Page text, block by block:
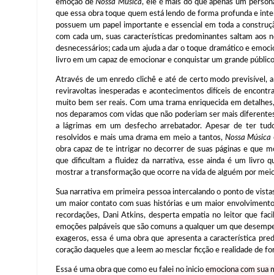
que essa obra toque quem está lendo de forma profunda e
possuem um papel importante e essencial em toda a
com cada um, suas características predominantes saltam
desnecessários; cada um ajuda a dar o toque dramático e
livro em um capaz de emocionar e conquistar um grande
Através de um enredo clichê e até de certo modo previsível,
reviravoltas inesperadas e acontecimentos difíceis de
muito bem ser reais. Com uma trama enriquecida em
nos deparamos com vidas que não poderiam ser mais
a lágrimas em um desfecho arrebatador. Apesar de ter
resolvidos e mais uma drama em meio a tantos, Nossa Música
obra capaz de te intrigar no decorrer de suas páginas e que
que dificultam a fluidez da narrativa, esse ainda é um livro
mostrar a transformação que ocorre na vida de alguém por
Sua narrativa em primeira pessoa intercalando o ponto de
um maior contato com suas histórias e um maior
recordações, Dani Atkins, desperta empatia no leitor que
emoções palpáveis que são comuns a qualquer um que
exageros, essa é uma obra que apresenta a característica
coração daqueles que a leem ao mesclar ficção e realidade de
Essa é uma obra que como eu falei no inicio emociona com sua